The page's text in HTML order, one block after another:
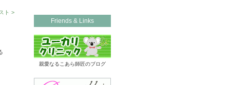
ト >
Friends & Links
親愛なるこあら師匠のブログ